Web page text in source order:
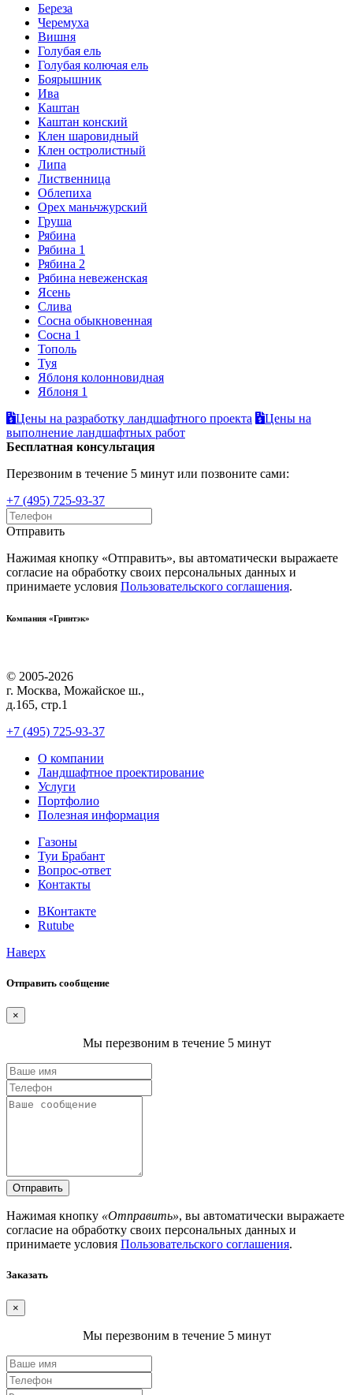
Береза
Черемуха
Вишня
Голубая ель
Голубая колючая ель
Боярышник
Ива
Каштан
Каштан конский
Клен шаровидный
Клен остролистный
Липа
Лиственница
Облепиха
Орех маньчжурский
Груша
Рябина
Рябина 1
Рябина 2
Рябина невеженская
Ясень
Слива
Сосна обыкновенная
Сосна 1
Тополь
Туя
Яблоня колонновидная
Яблоня 1
Цены на разработку ландшафтного проекта
Цены на
выполнение ландшафтных работ
Бесплатная консультация
Перезвоним в течение 5 минут или позвоните сами:
+7 (495) 725-93-37
Отправить
Нажимая кнопку «Отправить», вы автоматически выражаете
согласие на обработку своих персональных данных и
принимаете условия Пользовательского соглашения.
Компания «Гринтэк»
© 2005-2026
г. Москва, Можайское ш.,
д.165, стр.1
+7 (495) 725-93-37
О компании
Ландшафтное проектирование
Услуги
Портфолио
Полезная информация
Газоны
Туи Брабант
Вопрос-ответ
Контакты
ВКонтакте
Rutube
Наверх
Отправить сообщение
×
Мы перезвоним в течение 5 минут
Отправить
Нажимая кнопку «Отправить», вы автоматически выражаете
согласие на обработку своих персональных данных и
принимаете условия Пользовательского соглашения.
Заказать
×
Мы перезвоним в течение 5 минут